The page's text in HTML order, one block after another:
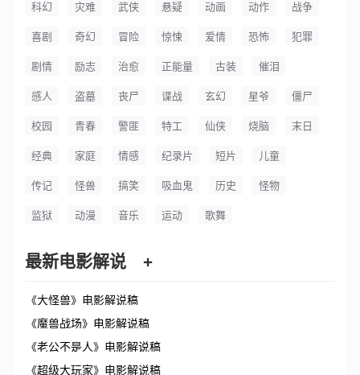
科幻 灾难 武侠 悬疑 动画 动作 战争
喜剧 奇幻 冒险 惊悚 爱情 恐怖 犯罪
剧情 励志 治愈 正能量 古装 催泪
感人 盗墓 丧尸 谍战 玄幻 星爷 僵尸
校园 青春 警匪 特工 仙侠 烧脑 末日
经典 家庭 情感 纪录片 短片 儿童
传记 怪兽 搞笑 吸血鬼 历史 怪物
监狱 动漫 音乐 运动 歌舞
最新电影解说 +
《大怪兽》电影解说稿
《魔兽战场》电影解说稿
《老公不是人》电影解说稿
《超级大玩家》电影解说稿